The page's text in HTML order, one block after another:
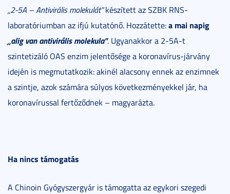
„2-5A – Antivirális molekulát”készített az SZBK RNS-
laboratóriumban az ifjú kutatónő. Hozzátette:a mai napig
„alig van antivirális molekula”. Ugyanakkor a 2-5A-t
szintetizáló OAS enzim jelentősége a koronavírus-járvány
idején is megmutatkozik: akinél alacsony ennek az enzimnek
a szintje, azok számára súlyos következményekkel jár, ha
koronavírussal fertőződnek – magyarázta.
Ha nincs támogatás
A Chinoin Gyógyszergyár is támogatta az egykori szegedi